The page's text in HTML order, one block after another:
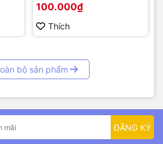
100.000₫
Thích
bộ sản phẩm
ĐĂNG KÝ